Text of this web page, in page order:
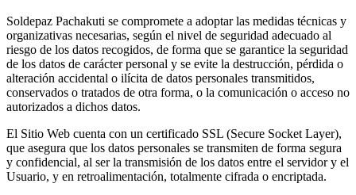
Soldepaz Pachakuti se compromete a adoptar las medidas técnicas y
organizativas necesarias, según el nivel de seguridad adecuado al
riesgo de los datos recogidos, de forma que se garantice la seguridad
de los datos de carácter personal y se evite la destrucción, pérdida o
alteración accidental o ilícita de datos personales transmitidos,
conservados o tratados de otra forma, o la comunicación o acceso no
autorizados a dichos datos.
El Sitio Web cuenta con un certificado SSL (Secure Socket Layer),
que asegura que los datos personales se transmiten de forma segura
y confidencial, al ser la transmisión de los datos entre el servidor y el
Usuario, y en retroalimentación, totalmente cifrada o encriptada.